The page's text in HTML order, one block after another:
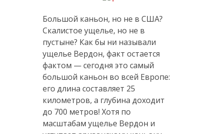
Большой каньон, но не в США?
Скалистое ущелье, но не в
пустыне? Как бы ни называли
ущелье Вердон, факт остается
фактом — сегодня это самый
большой каньон во всей Европе:
его длина составляет 25
километров, а глубина доходит
до 700 метров! Хотя по
масштабам ущелье Вердон и